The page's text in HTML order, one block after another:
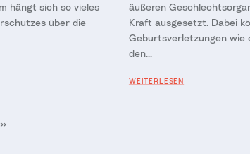
hängt sich so vieles
über die
äußeren
Kraft ausgesetzt. Dabei
Geburtsverletzungen wie
den...
WEITERLESEN